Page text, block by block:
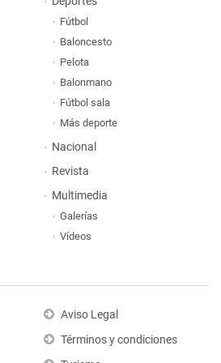
Fútbol
Baloncesto
Pelota
Balonmano
Fútbol sala
Más deporte
Nacional
Revista
Multimedia
Galerías
Vídeos
Aviso Legal
Términos y condiciones